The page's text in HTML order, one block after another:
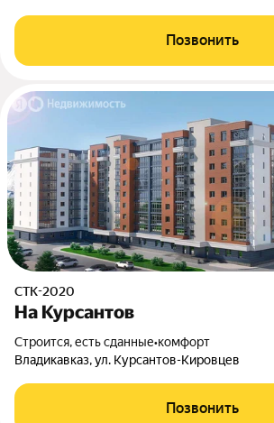
Позвонить
СТК-2020
На Курсантов
Строится, есть сданные•комфорт
Владикавказ, ул. Курсантов-Кировцев
Позвонить